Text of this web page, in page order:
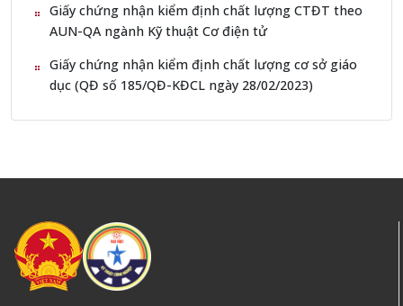
Giấy chứng nhận kiểm định chất lượng CTĐT theo
AUN-QA ngành Kỹ thuật Cơ điện tử
Giấy chứng nhận kiểm định chất lượng cơ sở giáo
dục (QĐ số 185/QĐ-KĐCL ngày 28/02/2023)